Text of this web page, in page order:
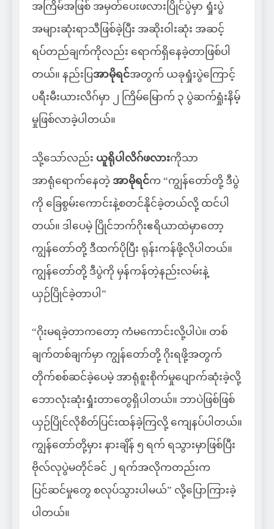
အကြိမ်အဖြစ် အမှတ်ပေးဖလားပြိုင်ပွဲမှာ ရှုံးပွဲ
အများဆုံးရာသီဖြစ်ခဲ့ပြီး အဆိုးဝါးဆုံး အဆင့်
ရပ်တည်ချက်ကိုလည်း ရောက်ရှိနေခဲ့တာဖြစ်ပါ
တယ်။ နည်းပြအာမိုရင်အတွက် ယခုရှုံးပွဲကြောင့်
ပရီးမီးယားလိဂ်မှာ ၂ ကြိမ်မြောက် ၃ ပွဲဆက်ရှုံးနိမ့်
မှုဖြစ်လာခဲ့ပါတယ်။
သို့သော်လည်း ယူရိုပါလိဂ်ဖလားကိုသာ
အာရုံရောက်နေတဲ့ အာမိုရင်က “ကျွန်တော်တို့ ဒီပွဲ
ကို ခြေစွမ်းကောင်းနဲ့စတင်နိုင်ခဲ့တယ်လို့ ထင်ပါ
တယ်။ ဒါပေမဲ့ ပြိုင်ဘက်ဂိုးဧရိယာထဲမှာတော့
ကျွန်တော်တို့ ဒီထက်ပိုပြီး ရုန်းကန်ဖို့လိုပါတယ်။
ကျွန်တော်တို့ ဒီပွဲကို မှန်ကန်တဲ့နည်းလမ်းနဲ့
ယှဉ်ပြိုင်ခဲ့တာပါ”
“ဂိုးမရခဲ့တာကတော့ ကံမကောင်းလို့ပါပဲ။ တစ်
ချက်တစ်ချက်မှာ ကျွန်တော်တို့ ဂိုးရဖို့အတွက်
တိုက်စစ်ဆင်ခဲ့ပေမဲ့ အာရုံစူးစိုက်မှုပျောက်ဆုံးခဲ့လို့
ဘောလုံးဆုံးရှုံးတာတွေရှိပါတယ်။ ဘာပဲဖြစ်ဖြစ်
ယှဉ်ပြိုင်လိုစိတ်ပြင်းထန်ခဲ့ကြလို့ ကျေနပ်ပါတယ်။
ကျွန်တော်တို့မှား နားချိန် ၅ ရက် ရသွားမှာဖြစ်ပြီး
ဗိုလ်လုပွဲမတိုင်ခင် ၂ ရက်အလိုကတည်းက
ပြင်ဆင်မှုတွေ စလုပ်သွားပါမယ်” လို့ပြောကြားခဲ့
ပါတယ်။